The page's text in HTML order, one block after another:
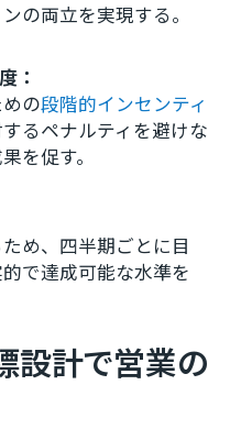
の両立を実現する。
：
の段階的インセンティ
るペナルティを避けな
を促す。
め、四半期ごとに目
で達成可能な水準を
設計で営業の